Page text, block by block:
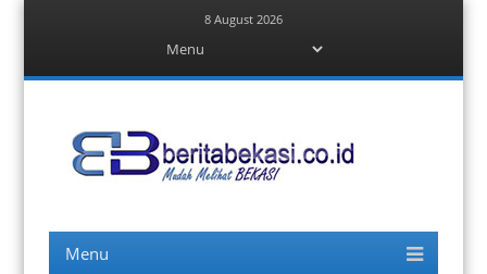
8 August 2026
content
Berita Bekasi
Menu